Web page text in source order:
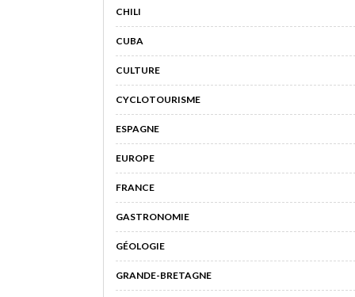
CHILI
CUBA
CULTURE
CYCLOTOURISME
ESPAGNE
EUROPE
FRANCE
GASTRONOMIE
GÉOLOGIE
GRANDE-BRETAGNE